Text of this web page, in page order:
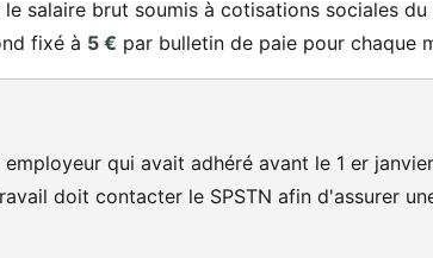
salaire brut soumis à cotisations sociales
fixé à 5 € par bulletin de paie pour chaque
qui avait adhéré avant le 1 er
doit contacter le SPSTN afin d'assurer